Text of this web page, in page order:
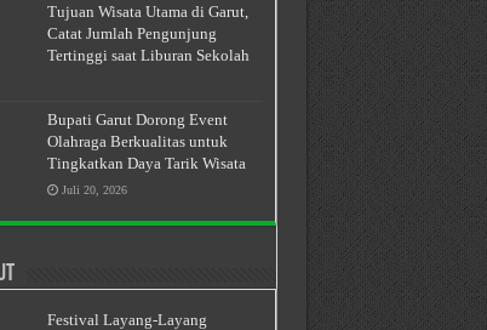
Republik Indonesia * Sistem Pemerintahan
Tujuan Wisata Utama di Garut,
Catat Jumlah Pengunjung
Tertinggi saat Liburan Sekolah
Bupati Garut Dorong Event
Olahraga Berkualitas untuk
Tingkatkan Daya Tarik Wisata
Juli 20, 2026
Festival Layang-Layang